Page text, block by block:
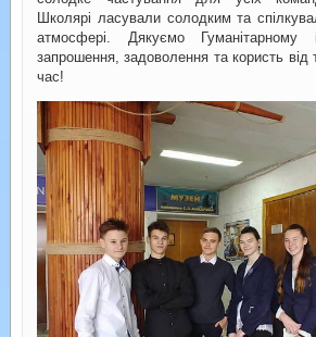
Школярі ласували солодким та
атмосфері. Дякуємо
запрошення, задоволення та користь від
час!